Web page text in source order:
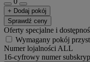
+ Dodaj pokój
Sprawdź ceny
Oferty specjalne i
Wymagany pokój
Numer lojalności ALL
16-cyfrowy numer